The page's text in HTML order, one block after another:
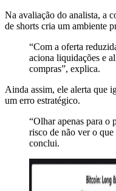
Na avaliação do analista, a
de shorts cria um ambiente
“Com a oferta
aciona liquidações e
compras”, explica.
Ainda assim, ele alerta que
um erro estratégico.
“Olhar apenas para o
risco de não ver o
conclui.